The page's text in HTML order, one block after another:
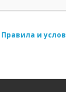
Правила и